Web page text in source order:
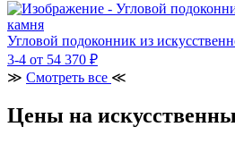
Угловой подоконник из
3-4 от 54 370 ₽
≫ Смотреть все ≪
Цены на